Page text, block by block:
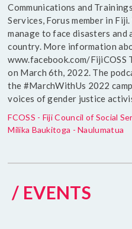
Communications and
Services, Forus member in
manage to face disasters and
country. More information
www.facebook.com/
on March 6th, 2022. The
the #MarchWithUs 2022
voices of gender justice
FCOSS - Fiji Council of Social
Milika Baukitoga - Naulumatua
/ EVENTS